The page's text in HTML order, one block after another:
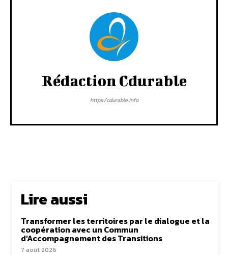
Rédaction Cdurable
https:/cdurable.info
Lire aussi
Transformer les territoires par le dialogue et la
coopération avec un Commun
d’Accompagnement des Transitions
7 août 2026